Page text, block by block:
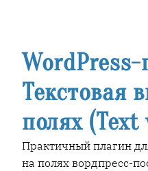
WordPress-
Текстовая
полях
Практичный плагин
на полях вордпресс-